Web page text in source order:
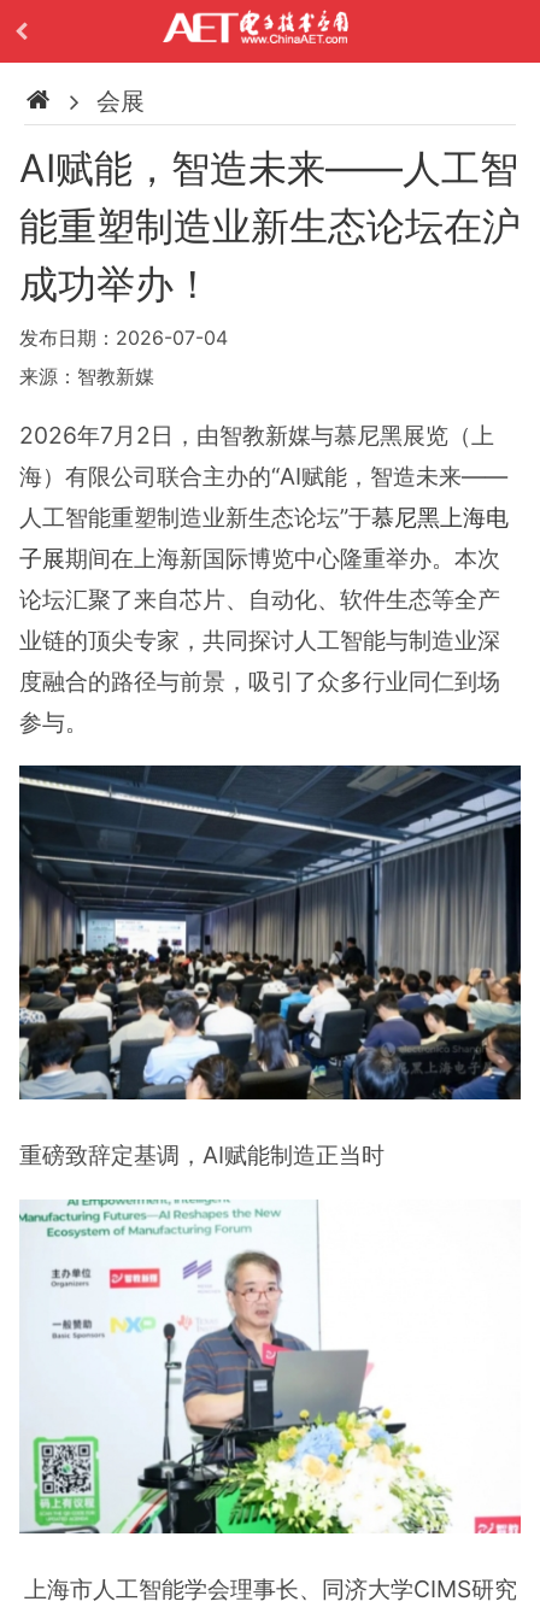
会展
AI赋能，智造未来——人工智
能重塑制造业新生态论坛在沪
成功举办！
发布日期：2026-07-04
来源：智教新媒
2026年7月2日，由智教新媒与慕尼黑展览（上
海）有限公司联合主办的“AI赋能，智造未来——
人工智能重塑制造业新生态论坛”于慕尼黑上海电
子展期间在上海新国际博览中心隆重举办。本次
论坛汇聚了来自芯片、自动化、软件生态等全产
业链的顶尖专家，共同探讨人工智能与制造业深
度融合的路径与前景，吸引了众多行业同仁到场
参与。
重磅致辞定基调，AI赋能制造正当时
上海市人工智能学会理事长、同济大学CIMS研究